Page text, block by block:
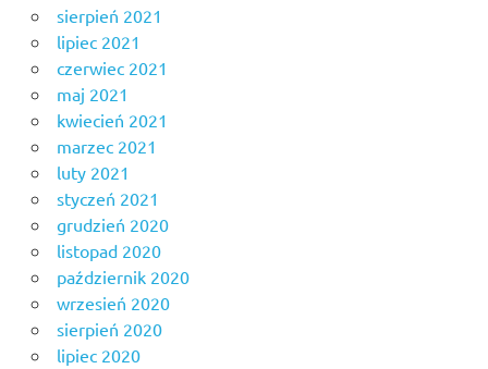
sierpień 2021
lipiec 2021
czerwiec 2021
maj 2021
kwiecień 2021
marzec 2021
luty 2021
styczeń 2021
grudzień 2020
listopad 2020
październik 2020
wrzesień 2020
sierpień 2020
lipiec 2020